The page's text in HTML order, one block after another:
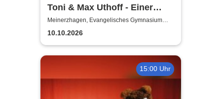
Toni & Max Uthoff - Einer
zuviel
Meinerzhagen, Evangelisches Gymnasium
Meinerzhagen
10.10.2026
15:00 Uhr